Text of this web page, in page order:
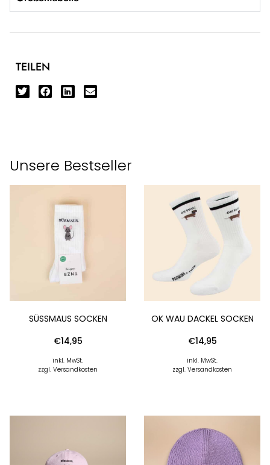
TEILEN
Unsere Bestseller
SÜSSMAUS SOCKEN
€14,95
inkl. MwSt.
zzgl. Versandkosten
OK WAU DACKEL SOCKEN
€14,95
inkl. MwSt.
zzgl. Versandkosten